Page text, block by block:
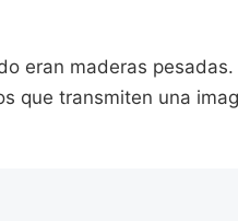
eran maderas pesadas.
que transmiten una